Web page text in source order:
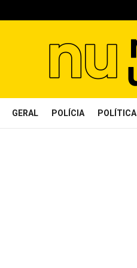
GERAL POLÍCIA POLÍTICA